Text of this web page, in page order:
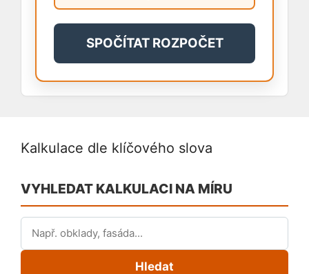
SPOČÍTAT ROZPOČET
Kalkulace dle klíčového slova
VYHLEDAT KALKULACI NA MÍRU
Hledat